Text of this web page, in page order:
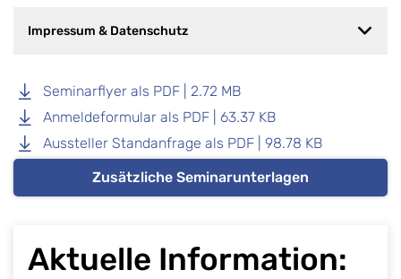
Impressum & Datenschutz
Seminarflyer als PDF | 2.72 MB
Anmeldeformular als PDF | 63.37 KB
Aussteller Standanfrage als PDF | 98.78 KB
Zusätzliche Seminarunterlagen
Aktuelle Information: